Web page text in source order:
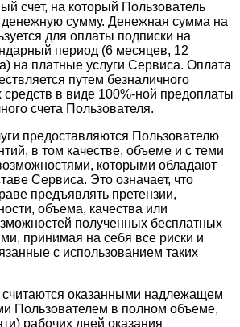
счет, на который Пользователь
денежную сумму. Денежная сумма на
для оплаты подписки на
период (6 месяцев, 12
на платные услуги Сервиса. Оплата
путем безналичного
в виде 100%-ной предоплаты
счета Пользователя.
предоставляются Пользователю
в том качестве, объеме и с теми
которыми обладают
Сервиса. Это означает, что
предъявлять претензии,
объема, качества или
полученных бесплатных
принимая на себя все риски и
с использованием таких
считаются оказанными надлежащем
Пользователем в полном объеме,
рабочих дней оказания